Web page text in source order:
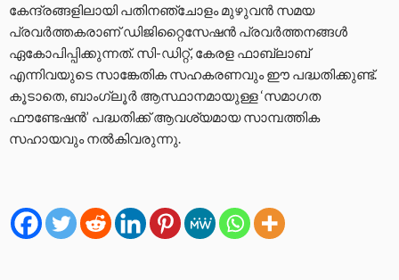
കേന്ദ്രങ്ങളിലായി പതിനഞ്ചോളം മുഴുവൻ സമയ
പ്രവർത്തകരാണ് ഡിജിറ്റൈസേഷൻ പ്രവർത്തനങ്ങൾ
ഏകോപിപ്പിക്കുന്നത്. സി-ഡിറ്റ്, കേരള ഫാബ്ലാബ്
എന്നിവയുടെ സാങ്കേതിക സഹകരണവും ഈ പദ്ധതിക്കുണ്ട്.
കൂടാതെ, ബാംഗ്ലൂർ ആസ്ഥാനമായുള്ള ‘സമാഗത
ഫൗണ്ടേഷൻ’ പദ്ധതിക്ക് ആവശ്യമായ സാമ്പത്തിക
സഹായവും നൽകിവരുന്നു.